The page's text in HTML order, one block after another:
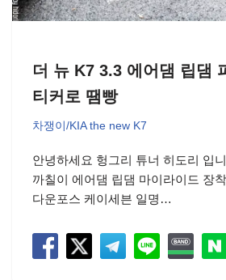
더 뉴 K7 3.3 에어댐 립댐
티커로 땜빵
차쟁이/KIA the new K7
안녕하세요 헝그리 튜너 히도리 입
까칠이 에어댐 립댐 마이라이드 장
다운포스 케이세븐 일명…